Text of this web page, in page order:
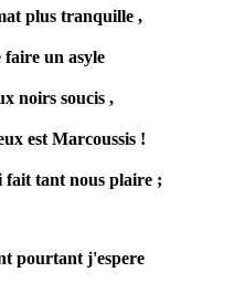
plus tranquille ,
faire un asyle
noirs soucis ,
est Marcoussis !
fait tant nous plaire ;
pourtant j'espere